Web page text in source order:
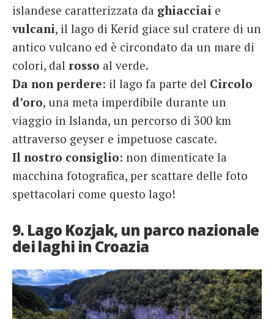
islandese caratterizzata da ghiacciai e
vulcani, il lago di Kerid giace sul cratere di un
antico vulcano ed è circondato da un mare di
colori, dal rosso al verde.
Da non perdere: il lago fa parte del Circolo
d’oro, una meta imperdibile durante un
viaggio in Islanda, un percorso di 300 km
attraverso geyser e impetuose cascate.
Il nostro consiglio: non dimenticate la
macchina fotografica, per scattare delle foto
spettacolari come questo lago!
9. Lago Kozjak, un parco nazionale
dei laghi in Croazia